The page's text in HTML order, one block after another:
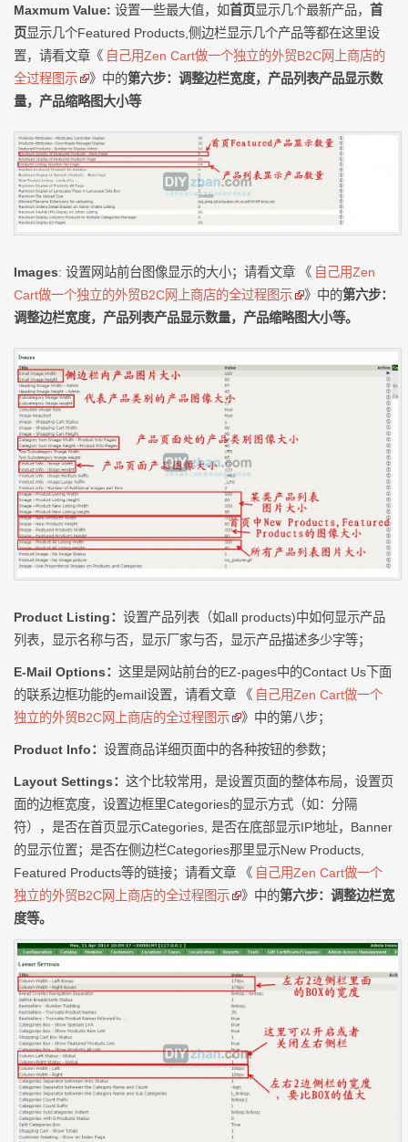
Maxmum Value: 设置一些最大值，如首页显示几个最新产品， 首
页显示几个Featured Products,侧边栏显示几个产品等都在这里设
置，请看文章《 自己用Zen Cart做一个独立的外贸B2C网上商店的
全过程图示
》中的第六步：调整边栏宽度，产品列表产品显示数
量，产品缩略图大小等
Images: 设置网站前台图像显示的大小；请看文章 《 自己用Zen
Cart做一个独立的外贸B2C网上商店的全过程图示
》中的第六步：
调整边栏宽度，产品列表产品显示数量，产品缩略图大小等。
Product Listing： 设置产品列表（如all products)中如何显示产品
列表，显示名称与否，显示厂家与否，显示产品描述多少字等；
E-Mail Options： 这里是网站前台的EZ-pages中的Contact Us下面
的联系边框功能的email设置，请看文章 《 自己用Zen Cart做一个
独立的外贸B2C网上商店的全过程图示
》中的第八步；
Product Info： 设置商品详细页面中的各种按钮的参数；
Layout Settings： 这个比较常用，是设置页面的整体布局，设置页
面的边框宽度，设置边框里Categories的显示方式（如：分隔
符），是否在首页显示Categories, 是否在底部显示IP地址，Banner
的显示位置；是否在侧边栏Categories那里显示New Products,
Featured Products等的链接；请看文章 《 自己用Zen Cart做一个
独立的外贸B2C网上商店的全过程图示
》中的第六步：调整边栏宽
度等。